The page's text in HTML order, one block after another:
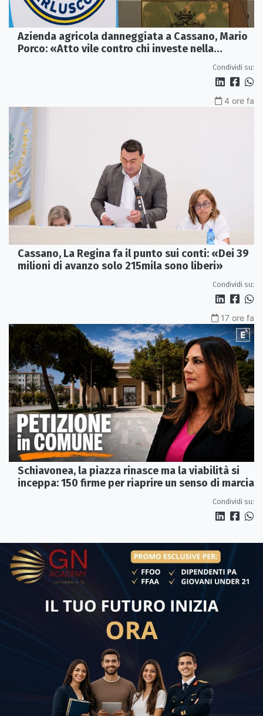
Azienda agricola danneggiata a Cassano, Mario
Porco: «Atto vile contro chi investe nella
Condividi su:
4 ore fa
Cassano, La Regina fa il punto sui conti: «Dei 39
milioni di avanzo solo 215mila sono liberi»
Condividi su:
17 ore fa
Schiavonea, la piazza rinasce ma la viabilità si
inceppa: 150 firme per riaprire un senso di marcia
Condividi su: